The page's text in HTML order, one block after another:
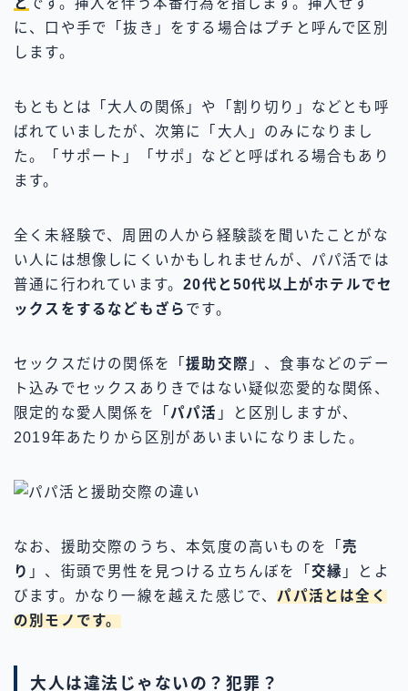
に、口や手で「抜き」をする場合はプチと呼んで区別
します。
もともとは「大人の関係」や「割り切り」などとも呼
ばれていましたが、次第に「大人」のみになりまし
た。「サポート」「サポ」などと呼ばれる場合もあり
ます。
全く未経験で、周囲の人から経験談を聞いたことがな
い人には想像しにくいかもしれませんが、パパ活では
普通に行われています。20代と50代以上がホテルでセ
ックスをするなどもざら です。
セックスだけの関係を「援助交際 」、食事などのデー
ト込みでセックスありきではない疑似恋愛的な関係、
限定的な愛人関係を「 パパ活 」と区別しますが、
2019年あたりから区別があいまいになりました。
なお、援助交際のうち、本気度の高いものを「売
り 」、街頭で男性を見つける立ちんぼを「 交縁 」とよ
びます。かなり一線を越えた感じで、 パパ活とは全く
の別モノです。
大人は違法じゃないの？犯罪？